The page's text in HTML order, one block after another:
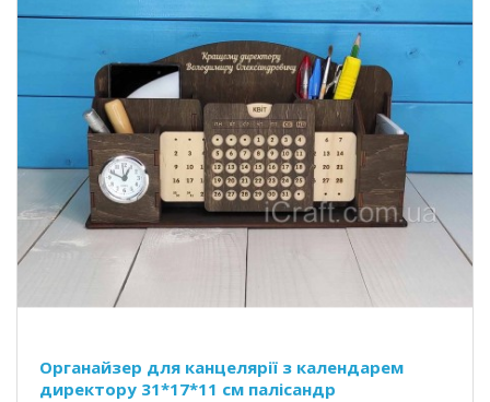
Органайзер для канцелярії з календарем
директору 31*17*11 см палісандр